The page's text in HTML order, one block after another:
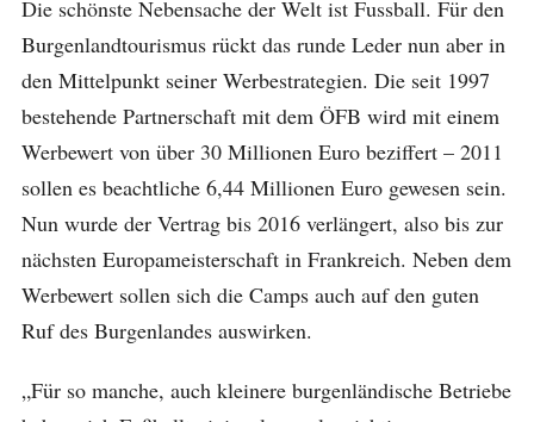
Die schönste Nebensache der Welt ist Fussball. Für den
Burgenlandtourismus rückt das runde Leder nun aber in
den Mittelpunkt seiner Werbestrategien. Die seit 1997
bestehende Partnerschaft mit dem ÖFB wird mit einem
Werbewert von über 30 Millionen Euro beziffert – 2011
sollen es beachtliche 6,44 Millionen Euro gewesen sein.
Nun wurde der Vertrag bis 2016 verlängert, also bis zur
nächsten Europameisterschaft in Frankreich. Neben dem
Werbewert sollen sich die Camps auch auf den guten
Ruf des Burgenlandes auswirken.
„Für so manche, auch kleinere burgenländische Betriebe